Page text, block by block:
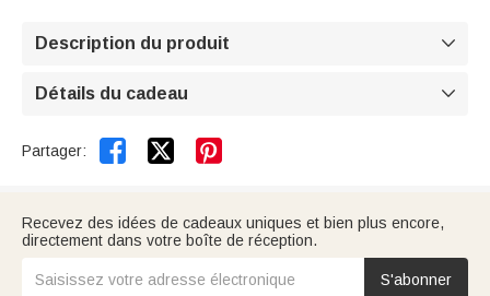
Description du produit 
Détails du cadeau 
Partager:  
Recevez des idées de cadeaux uniques et bien plus encore,
directement dans votre boîte de réception.
S'abonner